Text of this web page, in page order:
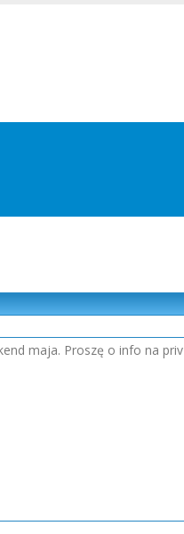
maja. Proszę o info na priv